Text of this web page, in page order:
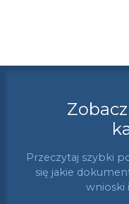
Przeczytaj szybki
się jakie
wnioski